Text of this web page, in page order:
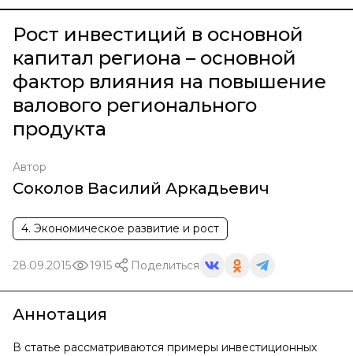
Рост инвестиций в основной
капитал региона – основной
фактор влияния на повышение
валового регионального
продукта
Автор
Соколов Василий Аркадьевич
4. Экономическое развитие и рост
28.09.2015 1915 Поделиться
Аннотация
В статье рассматриваются примеры инвестиционных